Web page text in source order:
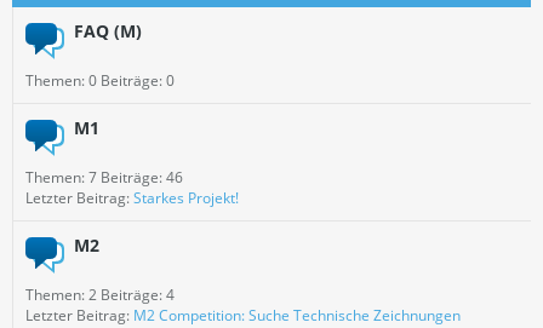
FAQ (M)
Themen: 0 Beiträge: 0
M1
Themen: 7 Beiträge: 46
Letzter Beitrag:Starkes Projekt!
M2
Themen: 2 Beiträge: 4
Letzter Beitrag: M2 Competition: Suche Technische Zeichnungen